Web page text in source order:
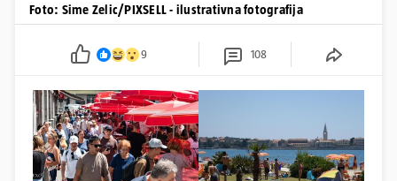
Foto: Sime Zelic/PIXSELL - ilustrativna fotografija
9 108